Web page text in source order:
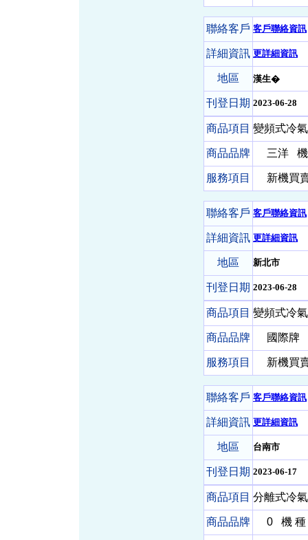
聯絡客戶 客戶聯絡資訊
詳細資訊 更詳細資訊
地區 漢生�
刊登日期 2023-06-28
商品項目 變頻式冷
商品品牌 三洋
服務項目 新機買
聯絡客戶 客戶聯絡資訊
詳細資訊 更詳細資訊
地區 新北市
刊登日期 2023-06-28
商品項目 變頻式冷
商品品牌 國際牌
服務項目 新機買
聯絡客戶 客戶聯絡資訊
詳細資訊 更詳細資訊
地區 台南市
刊登日期 2023-06-17
商品項目 分離式冷
商品品牌 0 機